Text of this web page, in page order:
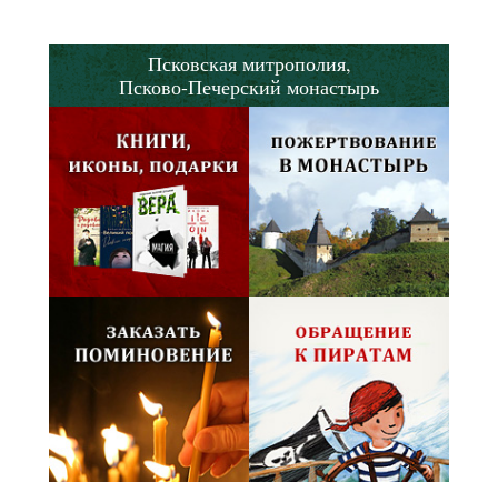
Псковская митрополия,
Псково-Печерский монастырь